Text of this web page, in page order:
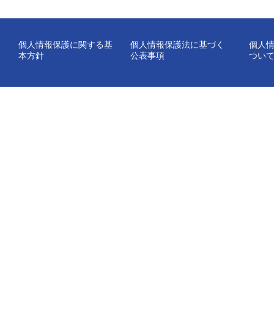
個人情報保護に関する基
本方針
個人情報保護法に基づく
公表事項
個人
ついて